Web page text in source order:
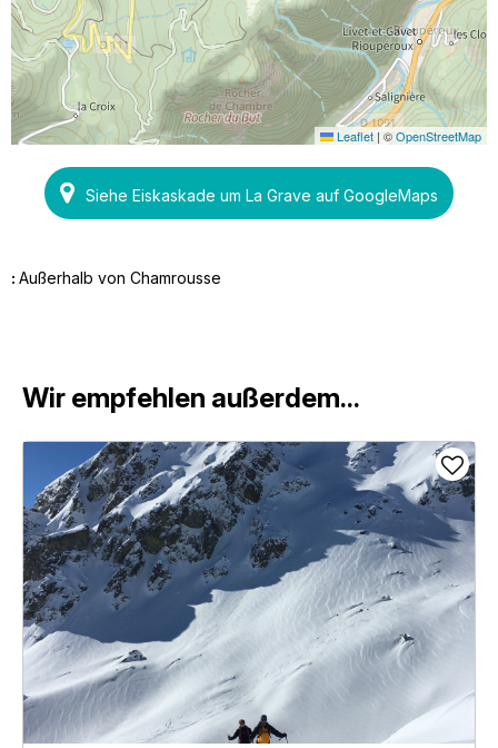
Leaflet| ©OpenStreetMap
Siehe Eiskaskade um La Grave auf GoogleMaps
: Außerhalb von Chamrousse
Wir empfehlen außerdem...